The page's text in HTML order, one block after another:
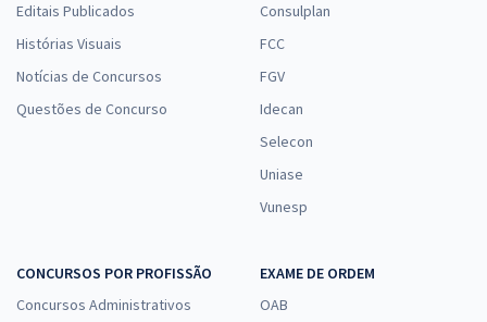
Editais Publicados
Histórias Visuais
Notícias de Concursos
Questões de Concurso
Consulplan
FCC
FGV
Idecan
Selecon
Uniase
Vunesp
CONCURSOS POR PROFISSÃO
Concursos Administrativos
EXAME DE ORDEM
OAB